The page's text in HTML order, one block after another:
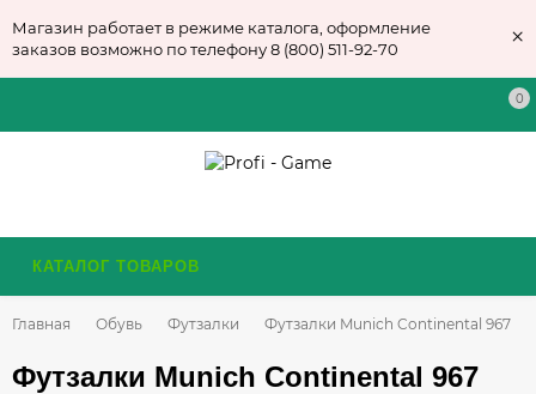
Магазин работает в режиме каталога, оформление
заказов возможно по телефону 8 (800) 511-92-70
×
0
КАТАЛОГ ТОВАРОВ
Главная Обувь Футзалки Футзалки Munich Continental 967
Футзалки Munich Continental 967